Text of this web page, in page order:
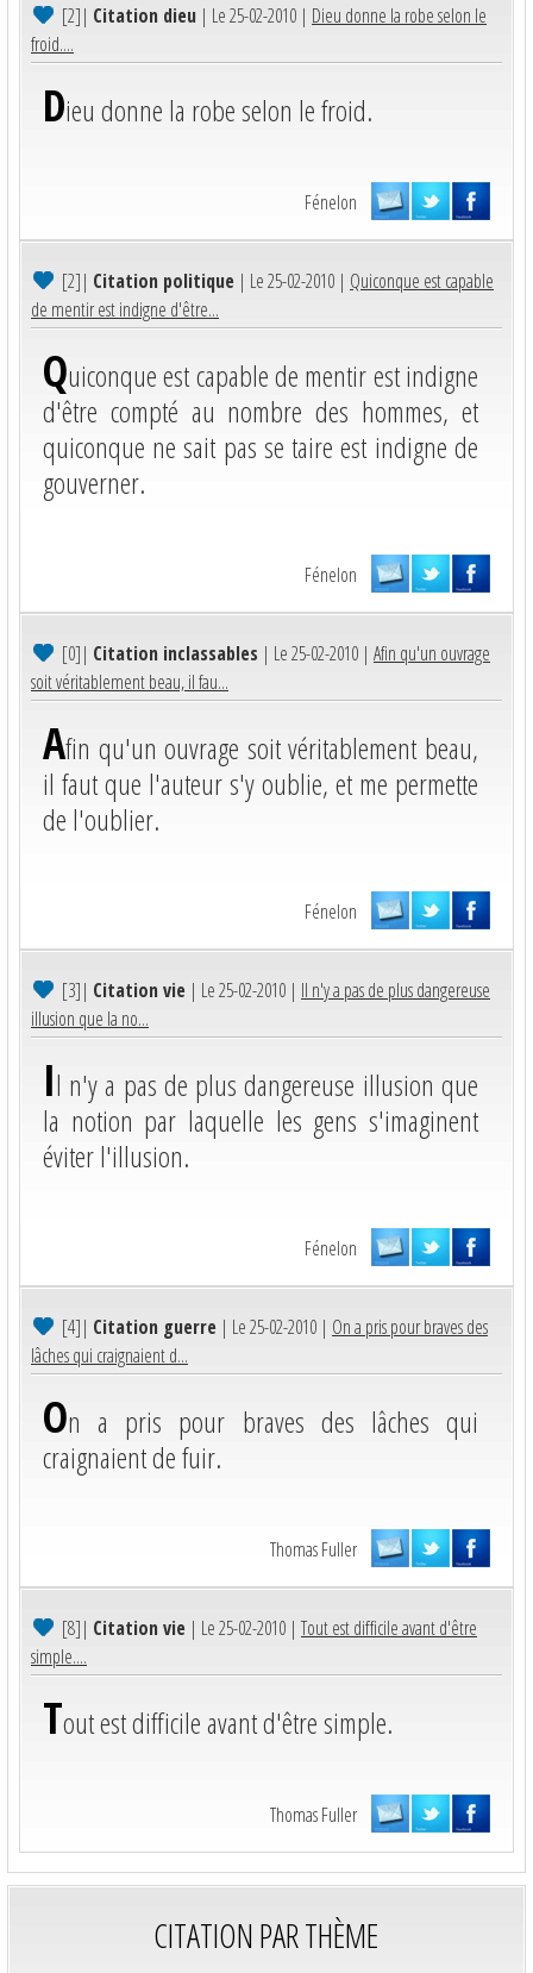
[2]| Citation dieu | Le 25-02-2010 | Dieu donne la robe selon le
froid....
Dieu donne la robe selon le froid.
Fénelon
[2]| Citation politique | Le 25-02-2010 | Quiconque est capable
de mentir est indigne d'être...
Quiconque est capable de mentir est indigne
d'être compté au nombre des hommes, et
quiconque ne sait pas se taire est indigne de
gouverner.
Fénelon
[0]| Citation inclassables | Le 25-02-2010 | Afin qu'un ouvrage
soit véritablement beau, il fau...
Afin qu'un ouvrage soit véritablement beau,
il faut que l'auteur s'y oublie, et me permette
de l'oublier.
Fénelon
[3]| Citation vie | Le 25-02-2010 | Il n'y a pas de plus dangereuse
illusion que la no...
Il n'y a pas de plus dangereuse illusion que
la notion par laquelle les gens s'imaginent
éviter l'illusion.
Fénelon
[4]| Citation guerre | Le 25-02-2010 | On a pris pour braves des
lâches qui craignaient d...
On a pris pour braves des lâches qui
craignaient de fuir.
Thomas Fuller
[8]| Citation vie | Le 25-02-2010 |Tout est difficile avant d'être
simple....
Tout est difficile avant d'être simple.
Thomas Fuller
CITATION PAR THÈME